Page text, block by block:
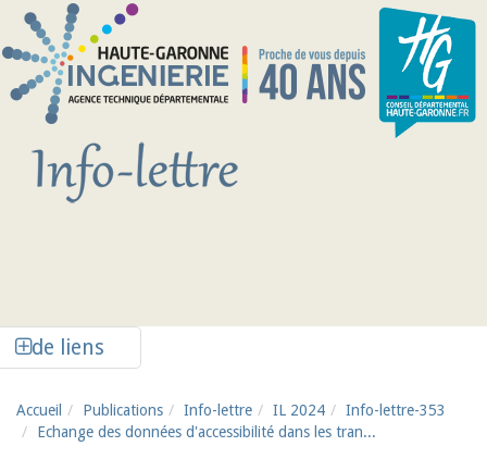
Aller au contenu principal
de liens
Accueil Publications Info-lettre IL 2024
Info-lettre-353
Echange des données d'accessibilité dans les tran...